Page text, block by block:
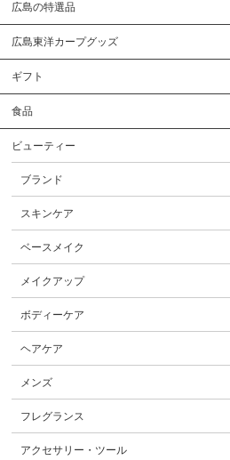
広島の特選品
広島東洋カープグッズ
ギフト
食品
ビューティー
ブランド
スキンケア
ベースメイク
メイクアップ
ボディーケア
ヘアケア
メンズ
フレグランス
アクセサリー・ツール